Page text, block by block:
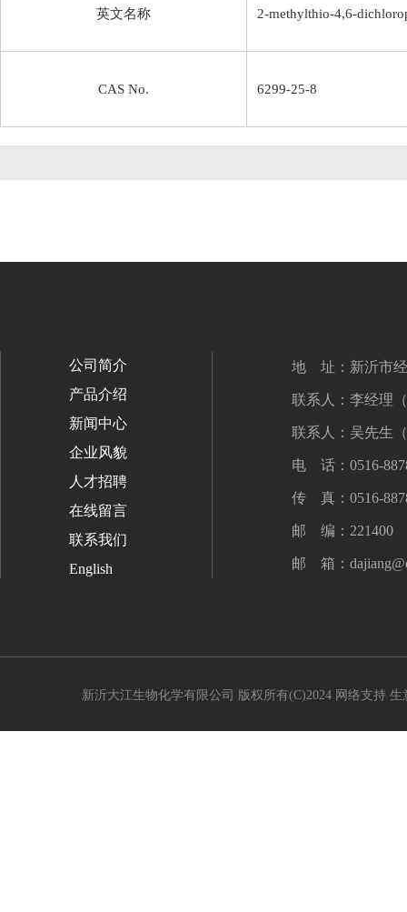
英文名称 2-methylthio-4,6-
CAS No. 6299-25-8
公司简介
产品介绍
新闻中心
企业风貌
人才招聘
在线留言
联系我们
English
地 址：新沂市经
联系人：李经理
联系人：吴先生
电 话：0516-
传 真：0516-
邮 编：221400
邮 箱：
新沂大江生物化学有限公司 版权所有(C)2024 网络支持 生